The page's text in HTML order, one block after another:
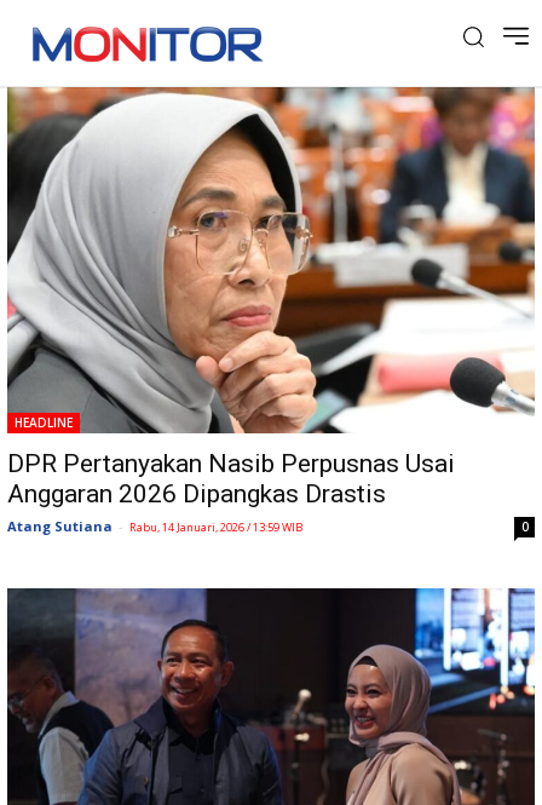
Tag: Literasi
HEADLINE
DPR Pertanyakan Nasib Perpusnas Usai
Anggaran 2026 Dipangkas Drastis
Atang Sutiana - Rabu, 14 Januari, 2026 / 13:59 WIB 0